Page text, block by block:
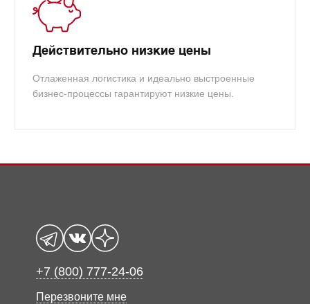
Действительно низкие цены
Отлаженная логистика и идеально выстроенные
бизнес-процессы гарантируют низкие цены.
+7 (800) 777-24-06
Перезвоните мне